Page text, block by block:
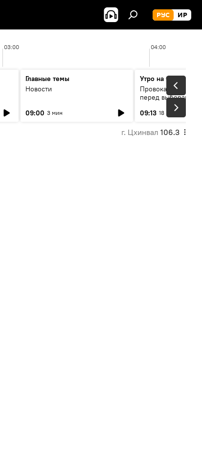
РУС ИР
03:00 04:00
Главные темы
Новости
09:00 3 мин
Утро на Спутнике
Провокации со
перед выборами в
09:13 18 мин
г. Цхинвал 106.3